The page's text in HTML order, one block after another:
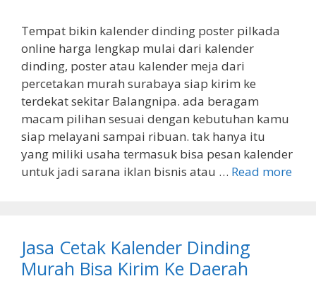
Tempat bikin kalender dinding poster pilkada
online harga lengkap mulai dari kalender
dinding, poster atau kalender meja dari
percetakan murah surabaya siap kirim ke
terdekat sekitar Balangnipa. ada beragam
macam pilihan sesuai dengan kebutuhan kamu
siap melayani sampai ribuan. tak hanya itu
yang miliki usaha termasuk bisa pesan kalender
untuk jadi sarana iklan bisnis atau … Read more
Jasa Cetak Kalender Dinding
Murah Bisa Kirim Ke Daerah